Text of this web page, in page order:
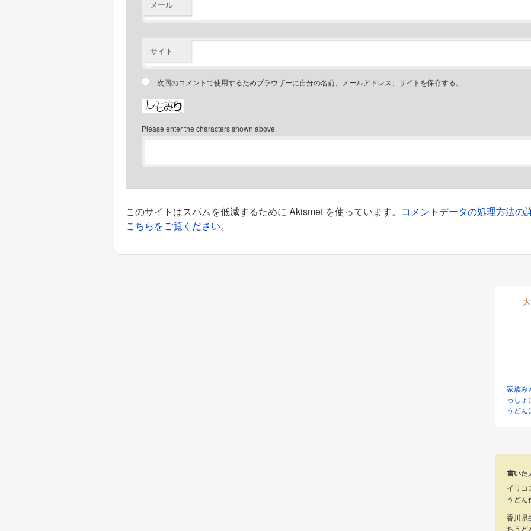
メール
サイト
次回のコメントで使用するためブラウザーに自分の名前、メールアドレス、サイトを保存する。
Please enter the characters shown above.
このサイトはスパムを低減するために Akismet を使っています。 コメントデータの処理方法の
こちらをご覧ください。
家族み
っしょ
うどん
書いた
イリコ
うどん
香川県
ちうど